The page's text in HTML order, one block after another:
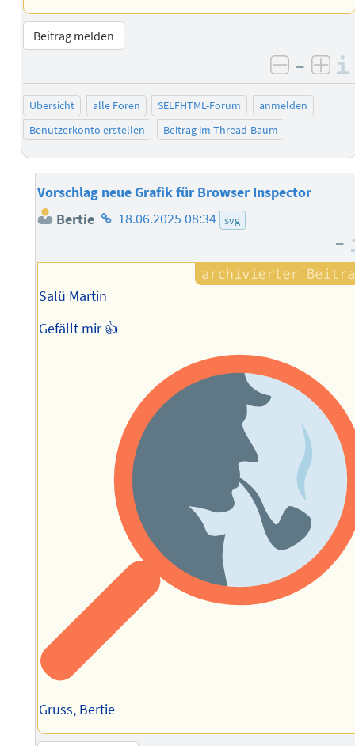
Beitrag melden
negativ
–
Übersicht alle Foren SELFHTML-Forum
anmelden
Benutzerkonto erstellen
Beitrag im Thread-Baum
Vorschlag neue Grafik für Browser Inspector
Bertie Homepage
Autors
18.06.2025 08:34 svg
–
Salü Martin
Gefällt mir 👍
Gruss, Bertie